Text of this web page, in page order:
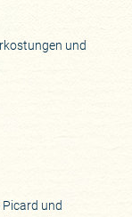
und
Seite
und